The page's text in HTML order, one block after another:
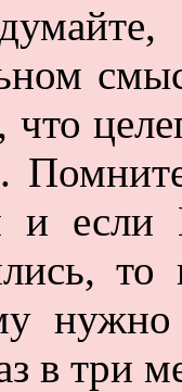
что
и если
нужно
в три